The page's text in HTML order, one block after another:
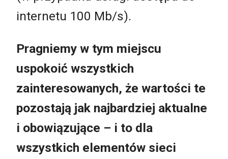
internetu 100 Mb/s).
Pragniemy w tym miejscu
uspokoić wszystkich
zainteresowanych, że wartości te
pozostają jak najbardziej aktualne
i obowiązujące – i to dla
wszystkich elementów sieci